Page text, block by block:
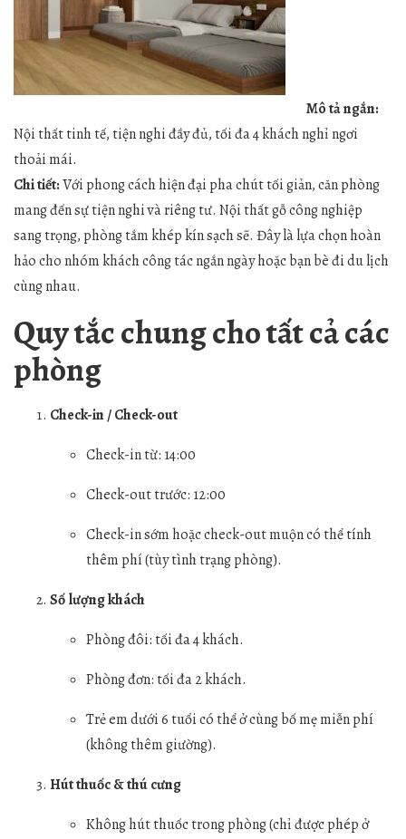
Mô tả ngắn:
Nội thất tinh tế, tiện nghi đầy đủ, tối đa 4 khách nghỉ ngơi
thoải mái.
Chi tiết:Với phong cách hiện đại pha chút tối giản, căn phòng
mang đến sự tiện nghi và riêng tư. Nội thất gỗ công nghiệp
sang trọng, phòng tắm khép kín sạch sẽ. Đây là lựa chọn hoàn
hảo cho nhóm khách công tác ngắn ngày hoặc bạn bè đi du lịch
cùng nhau.
Quy tắc chung cho tất cả các
phòng
Check-in / Check-out
Check-in từ: 14:00
Check-out trước: 12:00
Check-in sớm hoặc check-out muộn có thể tính
thêm phí (tùy tình trạng phòng).
Số lượng khách
Phòng đôi: tối đa 4 khách.
Phòng đơn: tối đa 2 khách.
Trẻ em dưới 6 tuổi có thể ở cùng bố mẹ miễn phí
(không thêm giường).
Hút thuốc & thú cưng
Không hút thuốc trong phòng (chỉ được phép ở